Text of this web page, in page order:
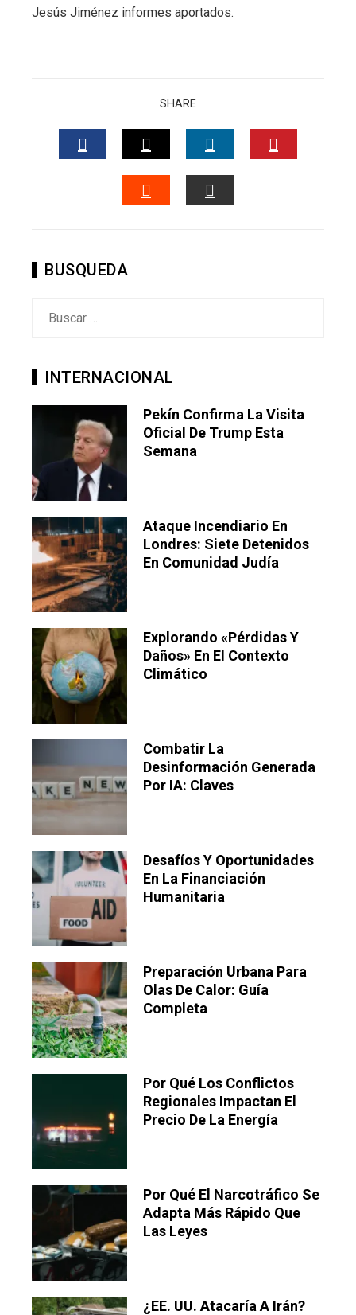
Jesús Jiménez informes aportados.
SHARE
FACEBOOKTWITTERLINKEDIN
BUSQUEDA
INTERNACIONAL
Pekín Confirma La Visita
Oficial De Trump Esta
Semana
Ataque Incendiario En
Londres: Siete Detenidos
En Comunidad Judía
Explorando «pérdidas Y
Daños» En El Contexto
Climático
Combatir La
Desinformación Generada
Por IA: Claves
Desafíos Y Oportunidades
En La Financiación
Humanitaria
Preparación Urbana Para
Olas De Calor: Guía
Completa
Por Qué Los Conflictos
Regionales Impactan El
Precio De La Energía
Por Qué El Narcotráfico Se
Adapta Más Rápido Que
Las Leyes
¿EE. UU. Atacaría A Irán?